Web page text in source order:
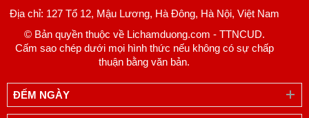
Địa chỉ: 127 Tổ 12, Mậu Lương, Hà Đông, Hà Nội, Việt Nam
© Bản quyền thuộc về Lichamduong.com - TTNCUD.
Cấm sao chép dưới mọi hình thức nếu không có sự chấp
thuận bằng văn bản.
ĐẾM NGÀY